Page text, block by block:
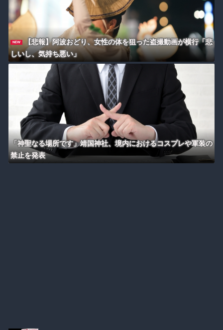
NEW
【悲報】阿波おどり、女性の体を狙った盗撮動画が横行「悲
しいし、気持ち悪い」
「神聖なる場所です」靖国神社、境内におけるコスプレや軍装の
禁止を発表